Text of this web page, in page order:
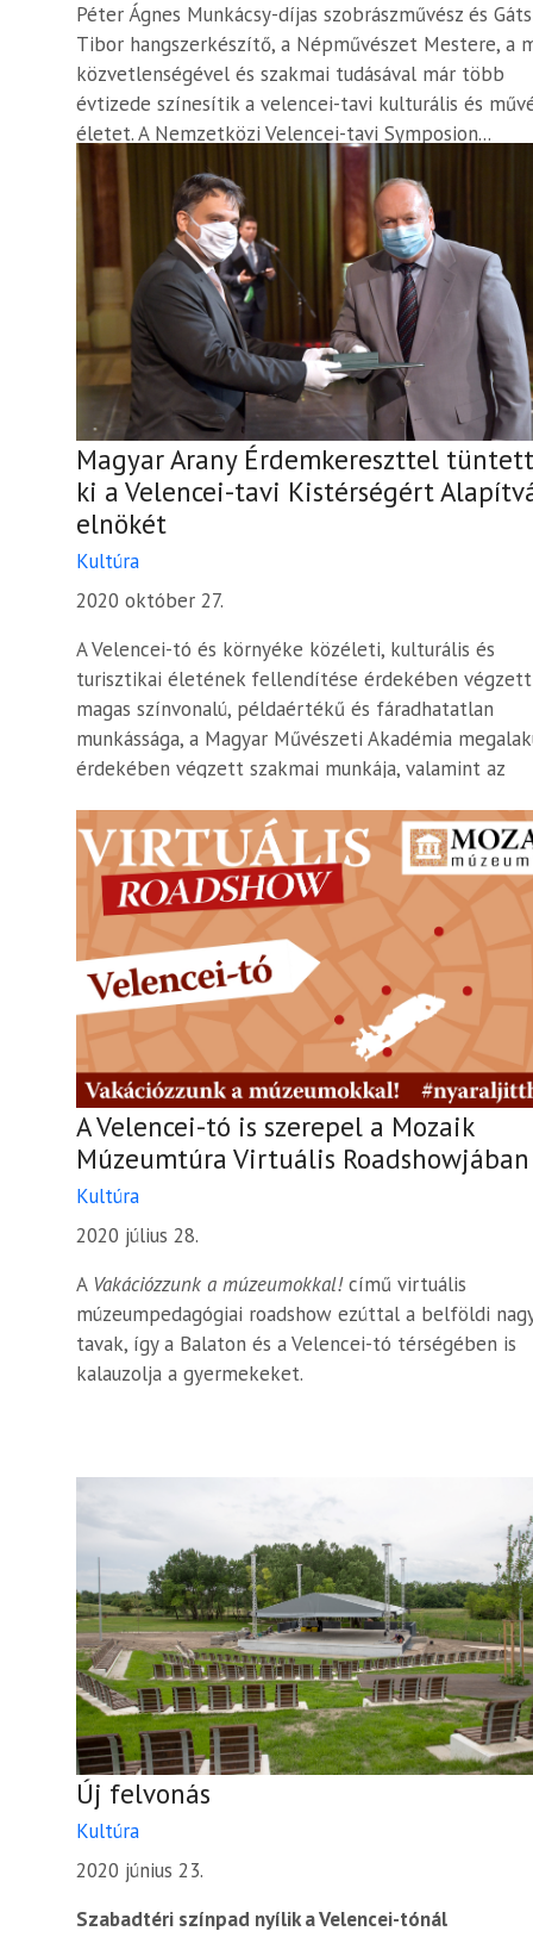
Péter Ágnes Munkácsy-díjas szobrászművész és Gáts
Tibor hangszerkészítő, a Népművészet Mestere, a
közvetlenségével és szakmai tudásával már több
évtizede színesítik a velencei-tavi kulturális és
életet. A Nemzetközi Velencei-tavi Symposion...
Magyar Arany Érdemkereszttel
ki a Velencei-tavi Kistérségért
elnökét
Kultúra
2020 október 27.
A Velencei-tó és környéke közéleti, kulturális és
turisztikai életének fellendítése érdekében végzett
magas színvonalú, példaértékű és fáradhatatlan
munkássága, a Magyar Művészeti Akadémia
érdekében végzett szakmai munkája, valamint az
A Velencei-tó is szerepel a Mozaik
Múzeumtúra Virtuális Roadshowjában
Kultúra
2020 július 28.
A Vakációzzunk a múzeumokkal!című virtuális
múzeumpedagógiai roadshow ezúttal a belföldi
tavak, így a Balaton és a Velencei-tó térségében is
kalauzolja a gyermekeket.
Új felvonás
Kultúra
2020 június 23.
Szabadtéri színpad nyílik a Velencei-tónál